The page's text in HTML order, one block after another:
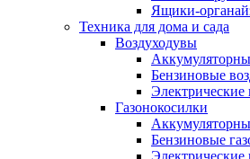
Ящики-
Техника для дома и сада
Воздуходувы
Бензиновые
Электрические
Газонокосилки
Бензиновые
Электрические